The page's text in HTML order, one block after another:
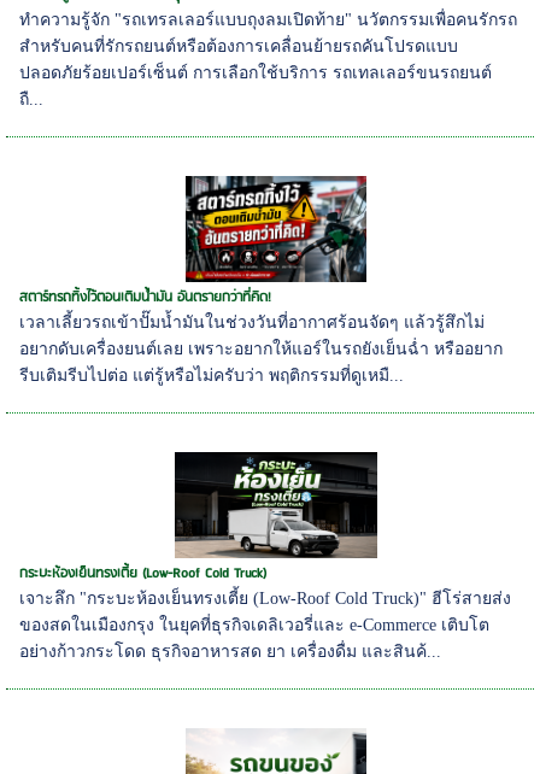
ทำความรู้จัก "รถเทรลเลอร์แบบถุงลมเปิดท้าย" นวัตกรรมเพื่อคนรักรถ
สำหรับคนที่รักรถยนต์หรือต้องการเคลื่อนย้ายรถคันโปรดแบบ
ปลอดภัยร้อยเปอร์เซ็นต์ การเลือกใช้บริการ รถเทลเลอร์ขนรถยนต์
ถื...
สตาร์ทรถทิ้งไว้ตอนเติมน้ำมัน อันตรายกว่าที่คิด!
เวลาเลี้ยวรถเข้าปั๊มน้ำมันในช่วงวันที่อากาศร้อนจัดๆ แล้วรู้สึกไม่
อยากดับเครื่องยนต์เลย เพราะอยากให้แอร์ในรถยังเย็นฉ่ำ หรืออยาก
รีบเติมรีบไปต่อ แต่รู้หรือไม่ครับว่า พฤติกรรมที่ดูเหมื...
กระบะห้องเย็นทรงเตี้ย (Low-Roof Cold Truck)
เจาะลึก "กระบะห้องเย็นทรงเตี้ย (Low-Roof Cold Truck)" ฮีโร่สายส่ง
ของสดในเมืองกรุง ในยุคที่ธุรกิจเดลิเวอรี่และ e-Commerce เติบโต
อย่างก้าวกระโดด ธุรกิจอาหารสด ยา เครื่องดื่ม และสินค้...